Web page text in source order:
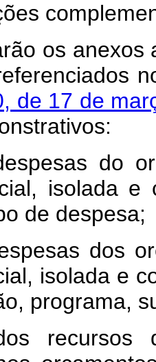
os
de 17 de
do
isolada e
de despesa;
dos
isolada e
programa,
recursos